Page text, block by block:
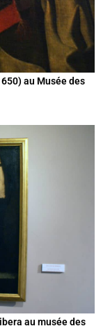
au Musée des
au musée des